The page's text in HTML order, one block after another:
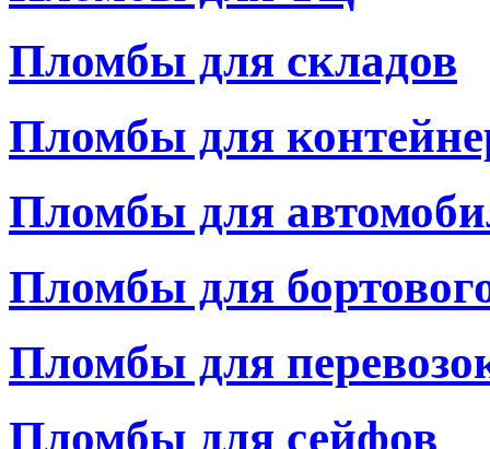
Пломбы для складов
Пломбы для
Пломбы для
Пломбы для
Пломбы для
Пломбы для сейфов